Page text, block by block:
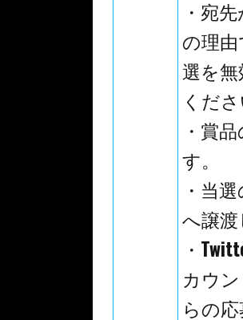
・宛
の理
選を
くだ
・賞
す。
・当
へ譲
・
カウ
らの